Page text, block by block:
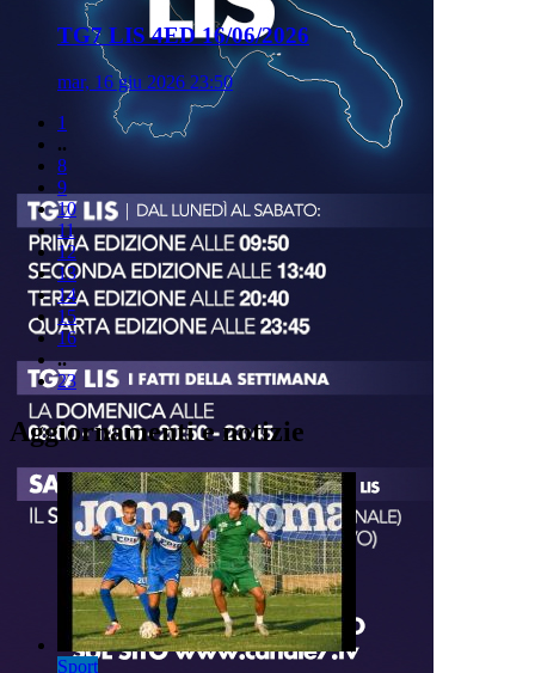
TG7 LIS 4ED 16/06/2026
mar, 16 giu 2026 23:50
1
..
8
9
10
11
12
13
14
15
16
..
23
Aggiornamenti e notizie
Sport